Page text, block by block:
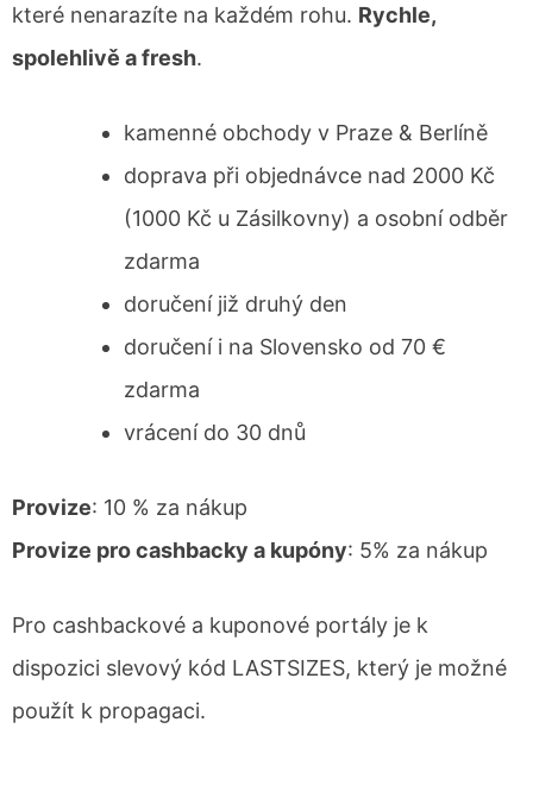
které nenarazíte na každém rohu. Rychle,
spolehlivě a fresh.
kamenné obchody v Praze & Berlíně
doprava při objednávce nad 2000 Kč
(1000 Kč u Zásilkovny) a osobní odběr
zdarma
doručení již druhý den
doručení i na Slovensko od 70 €
zdarma
vrácení do 30 dnů
Provize: 10 % za nákup
Provize pro cashbacky a kupóny: 5% za nákup
Pro cashbackové a kuponové portály je k
dispozici slevový kód LASTSIZES, který je možné
použít k propagaci.